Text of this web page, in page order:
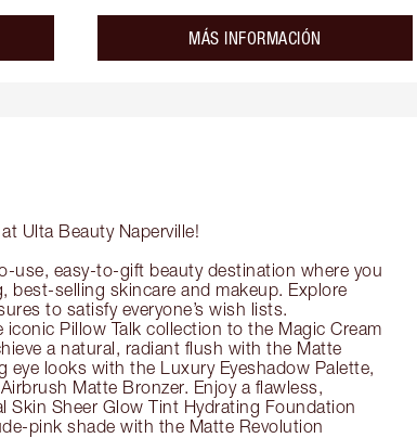
MÁS INFORMACIÓN
Ulta Beauty Naperville!
use, easy-to-gift beauty destination where you
best-selling skincare and makeup. Explore
to satisfy everyone’s wish lists.
Pillow Talk collection to the Magic Cream
a natural, radiant flush with the Matte
eye looks with the Luxury Eyeshadow Palette,
Matte Bronzer. Enjoy a flawless,
Skin Sheer Glow Tint Hydrating Foundation
pink shade with the Matte Revolution